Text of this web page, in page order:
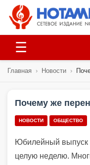
☰
Главная › Новости ›
Почему же
НОВОСТИ ОБЩЕСТВО
Юбилейный выпуск
целую неделю.